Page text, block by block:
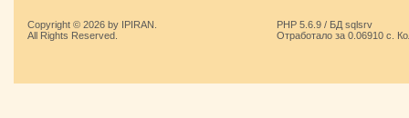
Copyright © 2026 by IPIRAN.
All Rights Reserved.
PHP 5.6.9 / БД sqlsrv
Отработало за 0.06910 с.